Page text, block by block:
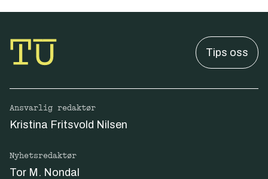
Tips oss
Ansvarlig redaktør
Kristina Fritsvold Nilsen
Nyhetsredaktør
Tor M. Nondal